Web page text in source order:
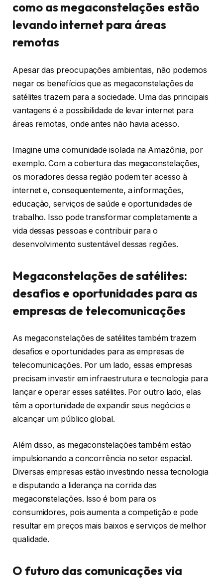
como as megaconstelações estão
levando internet para áreas
remotas
Apesar das preocupações ambientais, não podemos
negar os benefícios que as megaconstelações de
satélites trazem para a sociedade. Uma das principais
vantagens é a possibilidade de levar internet para
áreas remotas, onde antes não havia acesso.
Imagine uma comunidade isolada na Amazônia, por
exemplo. Com a cobertura das megaconstelações,
os moradores dessa região podem ter acesso à
internet e, consequentemente, a informações,
educação, serviços de saúde e oportunidades de
trabalho. Isso pode transformar completamente a
vida dessas pessoas e contribuir para o
desenvolvimento sustentável dessas regiões.
Megaconstelações de satélites:
desafios e oportunidades para as
empresas de telecomunicações
As megaconstelações de satélites também trazem
desafios e oportunidades para as empresas de
telecomunicações. Por um lado, essas empresas
precisam investir em infraestrutura e tecnologia para
lançar e operar esses satélites. Por outro lado, elas
têm a oportunidade de expandir seus negócios e
alcançar um público global.
Além disso, as megaconstelações também estão
impulsionando a concorrência no setor espacial.
Diversas empresas estão investindo nessa tecnologia
e disputando a liderança na corrida das
megaconstelações. Isso é bom para os
consumidores, pois aumenta a competição e pode
resultar em preços mais baixos e serviços de melhor
qualidade.
O futuro das comunicações via